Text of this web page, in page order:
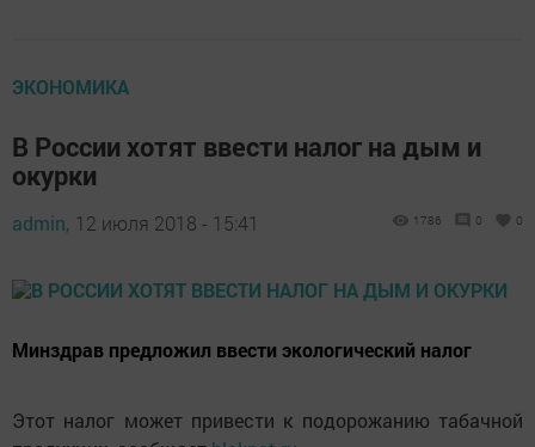
ЭКОНОМИКА
В России хотят ввести налог на дым и
окурки
admin, 12 июля 2018 - 15:41 1786 0 0
Минздрав предложил ввести экологический налог
Этот налог может привести к подорожанию табачной